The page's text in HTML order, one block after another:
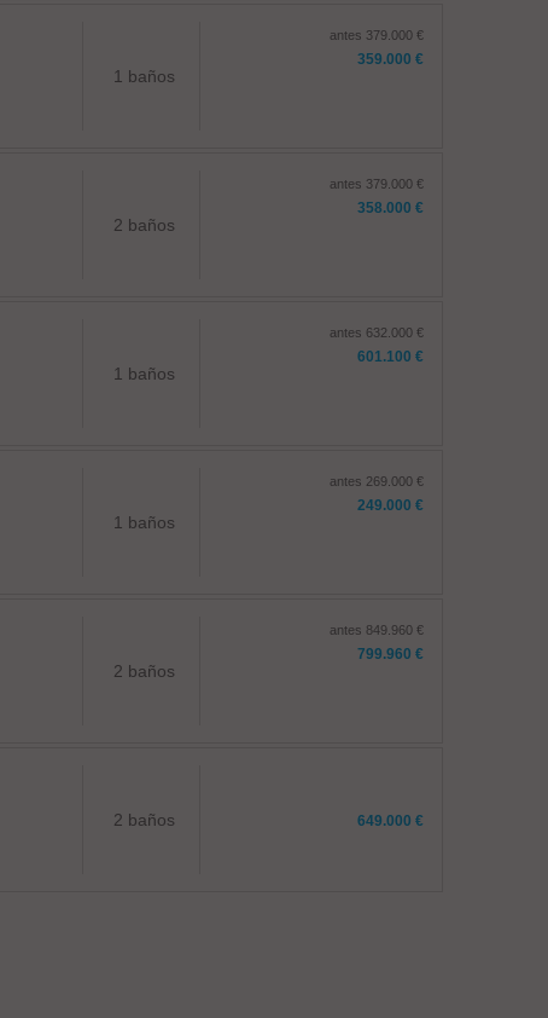
1 baños
antes 379.000 €
359.000 €
2 baños
antes 379.000 €
358.000 €
1 baños
antes 632.000 €
601.100 €
1 baños
antes 269.000 €
249.000 €
2 baños
antes 849.960 €
799.960 €
2 baños 649.000 €